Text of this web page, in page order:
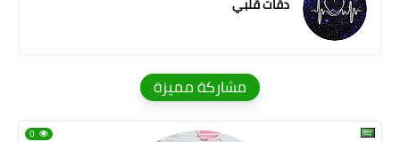
مشاركة مميزة
0